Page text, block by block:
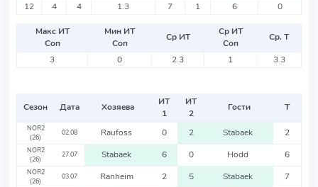
12
4 4 1.3 7 1 6 0
Макс ИТ
Соп
Мин ИТ
Соп
Ср ИТ
Ср ИТ
Соп
Ср. Т
3
0 2.3 1 3.3
Сезон Дата Хозяева
ИТ
1
ИТ
2
Гости Т
NOR2
(26)
02.08 Raufoss 0 2 Stabaek 2
NOR2
(26)
27.07 Stabaek 6 0 Hodd 6
NOR2
(26)
03.07 Ranheim 2 5 Stabaek 7